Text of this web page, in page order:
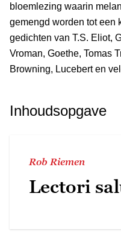
bloemlezing waarin
gemengd worden tot een
gedichten van T.S. Eliot,
Vroman, Goethe, Tomas
Browning, Lucebert en
Inhoudsopgave
Rob Riemen
Lectori